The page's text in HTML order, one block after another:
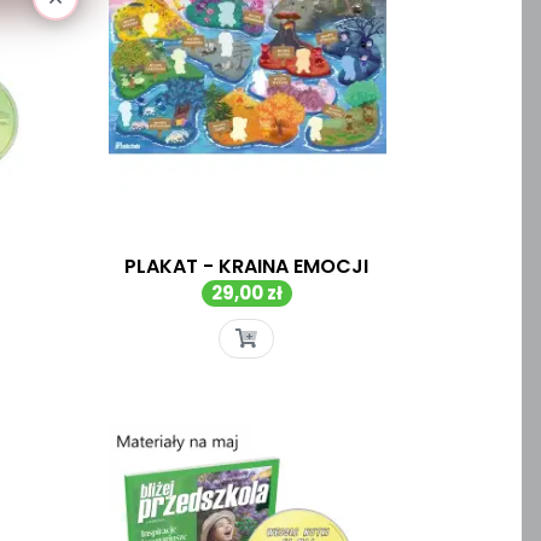
PLAKAT - KRAINA EMOCJI
Cena
29,00 zł
Szybki podgląd